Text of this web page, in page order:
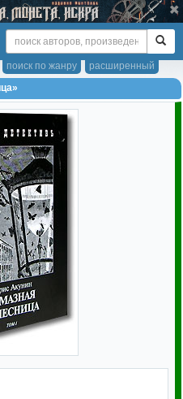
расширенный
поиск по жанру